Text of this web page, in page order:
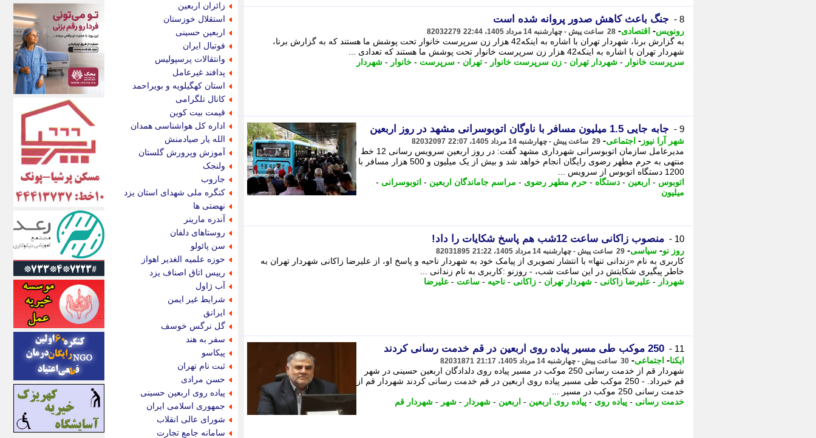
8 - جنگ باعث کاهش صدور پروانه شده است
رونویس- اقتصادی- 28 ساعت پیش - چهارشنبه 14 مرداد 1405، 22:44 82032279
به گزارش برنا، شهردار تهران با اشاره به اینکه42 هزار زن سرپرست خانوار تحت پوشش ما هستند که به گزارش برنا،
شهردار تهران با اشاره به اینکه42 هزار زن سرپرست خانوار تحت پوشش ما هستند که تعدادی ...
سرپرست خانوار - شهردار تهران - زن سرپرست خانوار - تهران - سرپرست - خانوار - شهردار
9 - جابه جایی 1.5 میلیون مسافر با ناوگان اتوبوسرانی مشهد در روز اربعین
شهر آرا نیوز - اجتماعی- 29 ساعت پیش - چهارشنبه 14 مرداد 1405، 22:07 82032097
مدیرعامل سازمان اتوبوسرانی شهرداری مشهد گفت: در روز اربعین سرویس رسانی 12 خط
منتهی به حرم مطهر رضوی رایگان انجام خواهد شد و بیش از یک میلیون و 500 هزار مسافر با
1200 دستگاه اتوبوس از سرویس ...
اتوبوس - اربعین - دستگاه - حرم مطهر رضوی - مراسم جاماندگان اربعین - اتوبوسرانی -
میلیون
10 - منصوب زاکانی ساعت 12شب هم پاسخ شکایات را داد!
روز نو- سیاسی- 29 ساعت پیش - چهارشنبه 14 مرداد 1405، 21:22 82031895
کاربری به نام «زندانی تنها» با انتشار تصویری از پیامک خود به شهردار ناحیه و پاسخ او، از علیرضا زاکانی شهردار تهران به
خاطر پیگیری شکایتش در این ساعت شب، - روزنو :کاربری به نام زندانی ...
شهردار - علیرضا زاکانی - شهردار تهران - زاکانی - ناحیه - ساعت - علیرضا
11 - 250 موکب طی مسیر پیاده روی اربعین در قم خدمت رسانی کردند
ایکنا- اجتماعی- 30 ساعت پیش - چهارشنبه 14 مرداد 1405، 21:17 82031871
شهردار قم از خدمت رسانی 250 موکب در مسیر پیاده روی دلدادگان اربعین حسینی در شهر
قم خبرداد. - 250 موکب طی مسیر پیاده روی اربعین در قم خدمت رسانی کردند شهردار قم از
خدمت رسانی 250 موکب در مسیر ...
خدمت رسانی - پیاده روی - پیاده روی اربعین - اربعین - شهردار - شهر - شهردار قم
زائران اربعین
استقلال خوزستان
اربعین حسینی
فوتبال ایران
وانتقالات پرسپولیس
پدافند غیرعامل
استان کهگیلویه و بویراحمد
کانال تلگرامی
قیمت بیت کوین
اداره کل هواشناسی همدان
الله یار صیادمنش
آموزش وپرورش گلستان
ولنجک
جاروب
کنگره ملی شهدای استان یزد
نهضتی ها
آندره مارینر
روستاهای دلفان
سن پائولو
حوزه علمیه الغدیر اهواز
رییس اتاق اصناف یزد
آب ژاول
شرایط غیر ایمن
ایرانق
گل نرگس خوسف
سفر به هند
پیکاسو
ثبت نام تهران
حسن مرادی
پیاده روی اربعین حسینی
جمهوری اسلامی ایران
شورای عالی انقلاب
سامانه جامع تجارت
اکوفارس
اکونگار
اکونیوز
الف
انتشار آنلاین
اندیشه قرن
اندیشه معاصر
اندیشه ها
انرژی پرس
ای استخدام
ایتنا
ایراف
ایران آرت
ایران آنلاین
ایران زندگی
ایران فوری
ایرانی روز
ایرانیتال
ایرنا
ایسکانیوز
ایسنا
ایکنا
ایلنا
اینتیتر
ایونا نیوز
بازتاب آنلاین
باشگاه خبرنگاران
باغستان نیوز
بامبوک
ببین و بخون
بدینسان
بنکر